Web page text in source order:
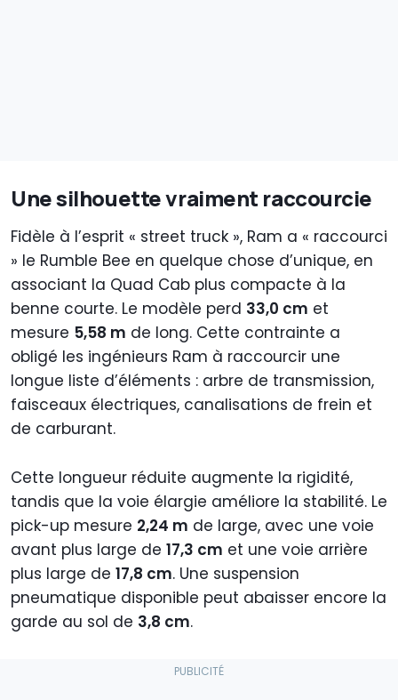
Une silhouette vraiment raccourcie
Fidèle à l’esprit « street truck », Ram a « raccourci
» le Rumble Bee en quelque chose d’unique, en
associant la Quad Cab plus compacte à la
benne courte. Le modèle perd 33,0 cm et
mesure 5,58 m de long. Cette contrainte a
obligé les ingénieurs Ram à raccourcir une
longue liste d’éléments : arbre de transmission,
faisceaux électriques, canalisations de frein et
de carburant.
Cette longueur réduite augmente la rigidité,
tandis que la voie élargie améliore la stabilité. Le
pick-up mesure 2,24 m de large, avec une voie
avant plus large de 17,3 cm et une voie arrière
plus large de 17,8 cm. Une suspension
pneumatique disponible peut abaisser encore la
garde au sol de 3,8 cm.